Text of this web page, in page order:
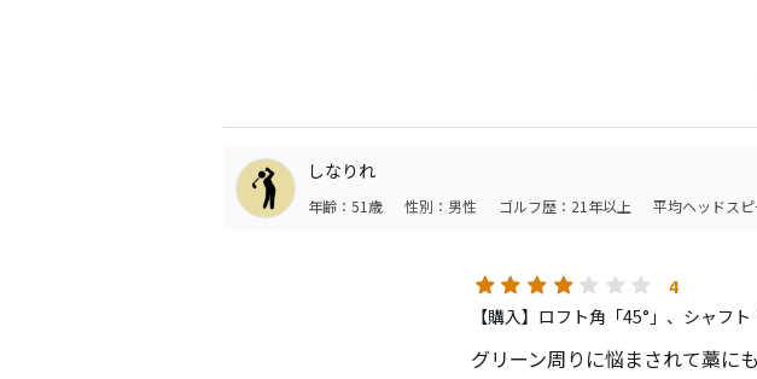
季節にもよるのでしょうが、
ることよりも）確実に乗せるこ
今まで、チッパーを使ってみて
下さい。
しなりれ
年齢：51歳 性別：男性 ゴルフ歴：21年以上 平均ヘッドス
4
【購入】ロフト角「45°」、シャフト
グリーン周りに悩まされて藁に